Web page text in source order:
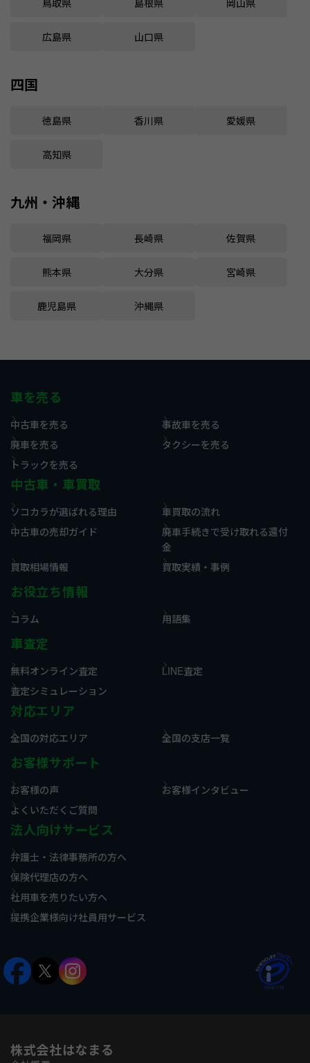
鳥取県 島根県 岡山県
広島県 山口県
四国
徳島県 香川県 愛媛県
高知県
九州・沖縄
福岡県 長崎県 佐賀県
熊本県 大分県 宮崎県
鹿児島県 沖縄県
車を売る
中古車を売る
事故車を売る
廃車を売る
タクシーを売る
トラックを売る
中古車・車買取
ソコカラが選ばれる理由
車買取の流れ
中古車の売却ガイド
廃車手続きで受け取れる還付
金
買取相場情報
買取実績・事例
お役立ち情報
コラム 用語集
車査定
無料オンライン査定
LINE査定
査定シミュレーション
対応エリア
全国の対応エリア 全国の支店一覧
お客様サポート
お客様の声
お客様インタビュー
よくいただくご質問
法人向けサービス
弁護士・法律事務所の方へ
保険代理店の方へ
社用車を売りたい方へ
提携企業様向け社員用サービス
株式会社はなまる